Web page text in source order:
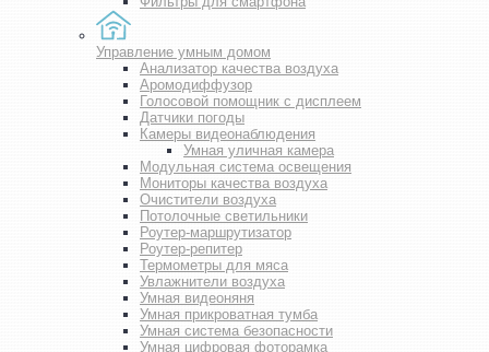
Управление умным домом
Анализатор качества воздуха
Аромодиффузор
Голосовой помощник с дисплеем
Датчики погоды
Камеры видеонаблюдения
Умная уличная камера
Модульная система освещения
Мониторы качества воздуха
Очистители воздуха
Потолочные светильники
Роутер-маршрутизатор
Роутер-репитер
Термометры для мяса
Увлажнители воздуха
Умная видеоняня
Умная прикроватная тумба
Умная система безопасности
Умная цифровая фоторамка